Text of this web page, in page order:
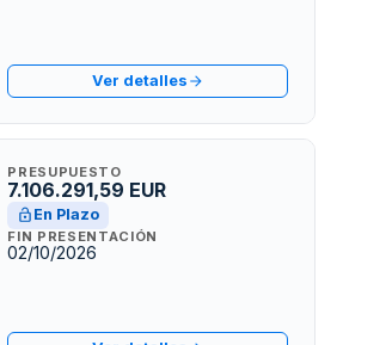
Ver detalles
PRESUPUESTO
7.106.291,59 EUR
En Plazo
FIN PRESENTACIÓN
02/10/2026